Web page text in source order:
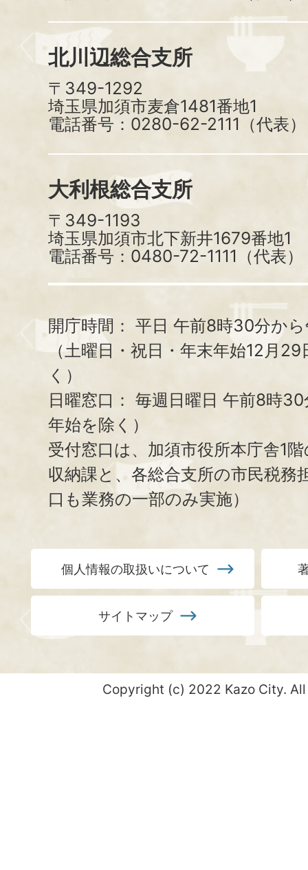
北川辺総合支所
〒349-1292
埼玉県加須市麦倉1481番地1
電話番号：0280-62-2111（代表）
大利根総合支所
〒349-1193
埼玉県加須市北下新井1679番地1
電話番号：0480-72-1111（代表）
開庁時間： 平日 午前8時30分か
（土曜日・祝日・年末年始12月
く）
日曜窓口： 毎週日曜日 午前8時
年始を除く）
受付窓口は、加須市役所本庁舎1
収納課と、 各総合支所の市民税務
口も業務の一部のみ実施）
個人情報の取扱いについて
サイトマップ
Copyright (c) 2022 Kazo City.